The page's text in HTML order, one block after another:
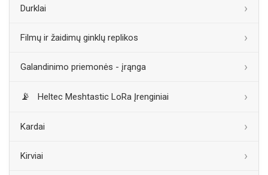
Durklai
Filmų ir žaidimų ginklų replikos
Galandinimo priemonės - įrąnga
Heltec Meshtastic LoRa Įrenginiai
Kardai
Kirviai